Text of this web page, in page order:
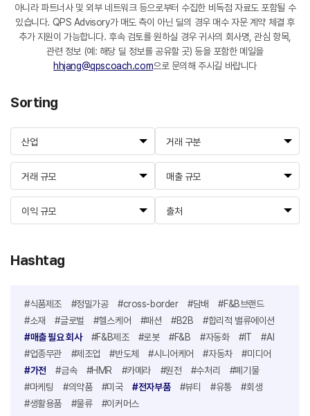
아니라 파트너사 및 외부 네트워크 등으로부터 수집한 비독점 자료도 포함될 수
있습니다. QPS Advisory가 매도 측이 아닌 딜의 경우 매수 자문 계약 체결 후
추가 지원이 가능합니다. 후속 검토를 원하실 경우 귀사의 회사명, 관심 항목,
관련 정보 (예: 해당 딜 정보를 공유할 곳) 등을 포함한 메일을
hhjang@qpscoach.com으로 문의해 주시길 바랍니다
Sorting
산업 거래 구분
거래 규모 매출 규모
이익 규모 출처
Hashtag
#식품제조 #정밀가공 #cross-border #담배
#F&B브랜드
#소재
#글로벌 #헬스케어 #패션 #B2B
#합리적 밸류에이션
#매출 필요 회사
#F&B제조 #로봇 #F&B #자동화 #IT
#AI
#업종무관
#제조업 #반도체 #시니어케어 #자동차
#미디어
#가전
#금속 #HMR #카메라 #원전 #수처리
#폐기물
#마케팅
#의약품 #미국 #전자부품 #뷰티 #유통
#회생
#생활용품
#물류 #이커머스